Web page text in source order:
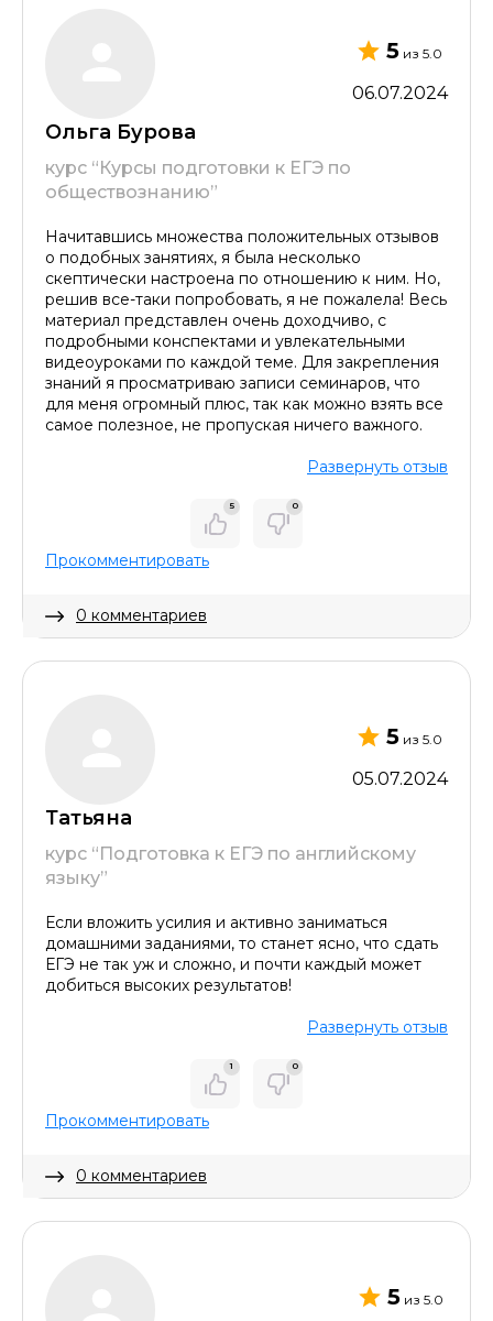
5 из 5.0
06.07.2024
Ольга Бурова
курс “Курсы подготовки к ЕГЭ по
обществознанию”
Начитавшись множества положительных отзывов
о подобных занятиях, я была несколько
скептически настроена по отношению к ним. Но,
решив все-таки попробовать, я не пожалела! Весь
материал представлен очень доходчиво, с
подробными конспектами и увлекательными
видеоуроками по каждой теме. Для закрепления
знаний я просматриваю записи семинаров, что
для меня огромный плюс, так как можно взять все
самое полезное, не пропуская ничего важного.
Развернуть отзыв
5 0
Прокомментировать
0 комментариев
5 из 5.0
05.07.2024
Татьяна
курс “Подготовка к ЕГЭ по английскому
языку”
Если вложить усилия и активно заниматься
домашними заданиями, то станет ясно, что сдать
ЕГЭ не так уж и сложно, и почти каждый может
добиться высоких результатов!
Развернуть отзыв
1 0
Прокомментировать
0 комментариев
5из 5.0